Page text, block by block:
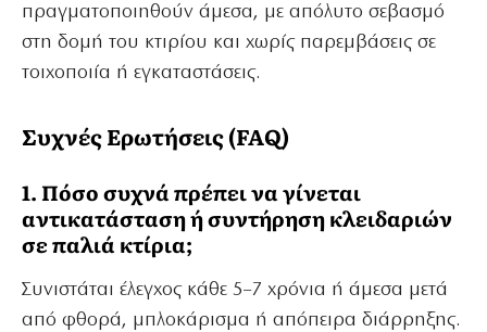
πραγματοποιηθούν άμεσα, με απόλυτο σεβασμό
στη δομή του κτιρίου και χωρίς παρεμβάσεις σε
τοιχοποιία ή εγκαταστάσεις.
Συχνές Ερωτήσεις (FAQ)
1. Πόσο συχνά πρέπει να γίνεται
αντικατάσταση ή συντήρηση κλειδαριών
σε παλιά κτίρια;
Συνιστάται έλεγχος κάθε 5–7 χρόνια ή άμεσα μετά
από φθορά, μπλοκάρισμα ή απόπειρα διάρρηξης.